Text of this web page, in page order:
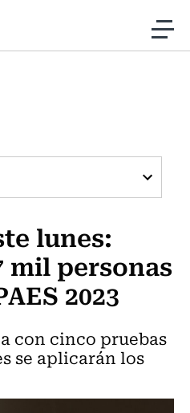
al contenido
Usach
lunes:
mil personas
2023
con cinco pruebas
se aplicarán los